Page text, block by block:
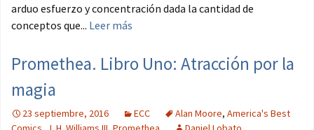
arduo esfuerzo y concentración dada la cantidad de
conceptos que... Leer más
Promethea. Libro Uno: Atracción por la
magia
23 septiembre, 2016 ECC Alan Moore, America's Best